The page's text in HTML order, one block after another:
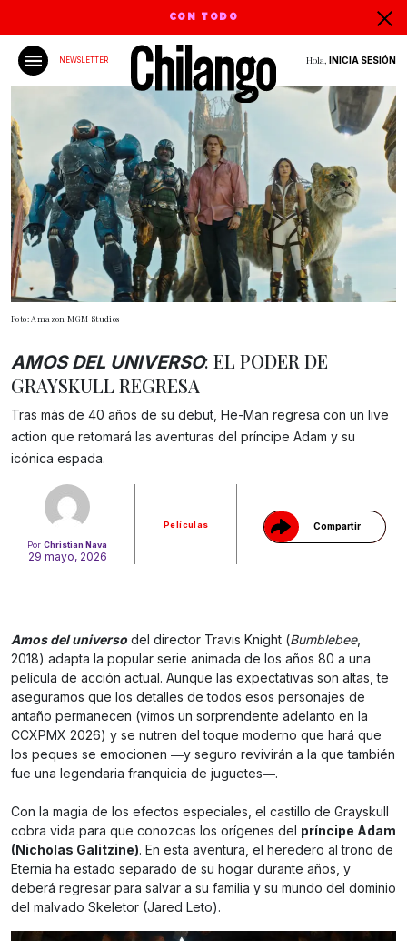
CON TODO
NEWSLETTER Hola, INICIA SESIÓN
Foto: Amazon MGM Studios
PorChristian Nava
29 mayo, 2026
Películas Compartir
Gracias!
AMOS DEL UNIVERSO: EL PODER DE
GRAYSKULL REGRESA
Tras más de 40 años de su debut, He-Man regresa con un live
action que retomará las aventuras del príncipe Adam y su
icónica espada.
Amos del universo del director Travis Knight (Bumblebee,
2018) adapta la popular serie animada de los años 80 a una
película de acción actual. Aunque las expectativas son altas, te
aseguramos que los detalles de todos esos personajes de
antaño permanecen (vimos un sorprendente adelanto en la
CCXPMX 2026) y se nutren del toque moderno que hará que
los peques se emocionen ―y seguro revivirán a la que también
fue una legendaria franquicia de juguetes―.
Con la magia de los efectos especiales, el castillo de Grayskull
cobra vida para que conozcas los orígenes del príncipe Adam
(Nicholas Galitzine). En esta aventura, el heredero al trono de
Eternia ha estado separado de su hogar durante años, y
deberá regresar para salvar a su familia y su mundo del dominio
del malvado Skeletor (Jared Leto).